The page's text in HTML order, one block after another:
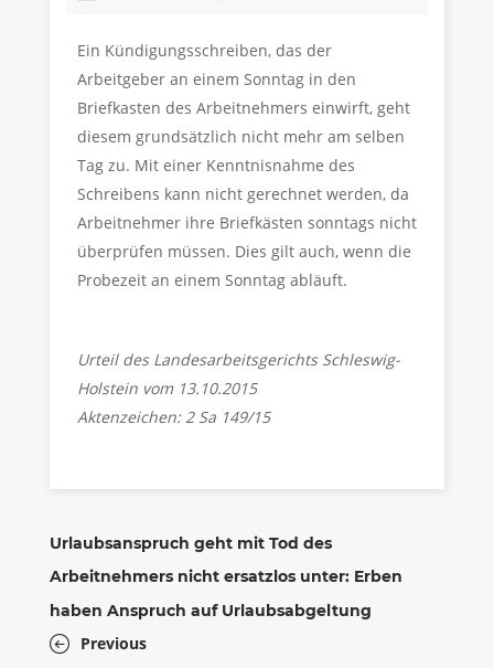
Ein Kündigungsschreiben, das der
Arbeitgeber an einem Sonntag in den
Briefkasten des Arbeitnehmers einwirft, geht
diesem grundsätzlich nicht mehr am selben
Tag zu. Mit einer Kenntnisnahme des
Schreibens kann nicht gerechnet werden, da
Arbeitnehmer ihre Briefkästen sonntags nicht
überprüfen müssen. Dies gilt auch, wenn die
Probezeit an einem Sonntag abläuft.
Urteil des Landesarbeitsgerichts Schleswig-
Holstein vom 13.10.2015
Aktenzeichen: 2 Sa 149/15
Urlaubsanspruch geht mit Tod des
Arbeitnehmers nicht ersatzlos unter: Erben
haben Anspruch auf Urlaubsabgeltung
Previous